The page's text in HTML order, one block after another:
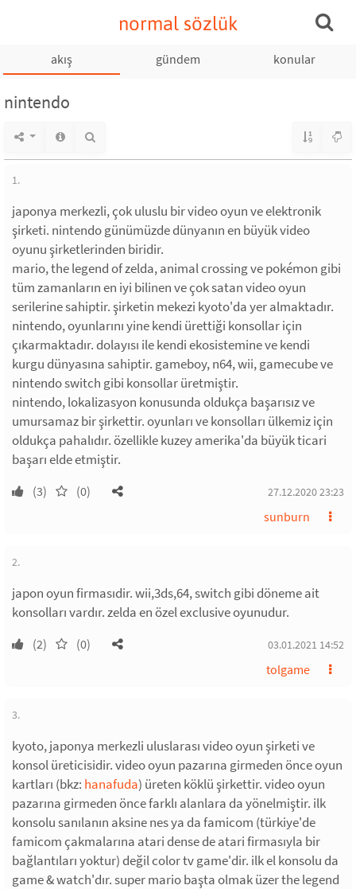
normal sözlük
akış gündem konular
nintendo
1.
japonya merkezli, çok uluslu bir video oyun ve elektronik
şirketi. nintendo günümüzde dünyanın en büyük video
oyunu şirketlerinden biridir.
mario, the legend of zelda, animal crossing ve pokémon gibi
tüm zamanların en iyi bilinen ve çok satan video oyun
serilerine sahiptir. şirketin mekezi kyoto'da yer almaktadır.
nintendo, oyunlarını yine kendi ürettiği konsollar için
çıkarmaktadır. dolayısı ile kendi ekosistemine ve kendi
kurgu dünyasına sahiptir. gameboy, n64, wii, gamecube ve
nintendo switch gibi konsollar üretmiştir.
nintendo, lokalizasyon konusunda oldukça başarısız ve
umursamaz bir şirkettir. oyunları ve konsolları ülkemiz için
oldukça pahalıdır. özellikle kuzey amerika'da büyük ticari
başarı elde etmiştir.
(3) (0) 27.12.2020 23:23
sunburn
2.
japon oyun firmasıdir. wii,3ds,64, switch gibi döneme ait
konsolları vardır. zelda en özel exclusive oyunudur.
(2) (0) 03.01.2021 14:52
tolgame
3.
kyoto, japonya merkezli uluslarası video oyun şirketi ve
konsol üreticisidir. video oyun pazarına girmeden önce oyun
kartları (bkz: hanafuda) üreten köklü şirkettir. video oyun
pazarına girmeden önce farklı alanlara da yönelmiştir. ilk
konsolu sanılanın aksine nes ya da famicom (türkiye'de
famicom çakmalarına atari dense de atari firmasıyla bir
bağlantıları yoktur) değil color tv game'dir. ilk el konsolu da
game & watch'dır. super mario başta olmak üzer the legend